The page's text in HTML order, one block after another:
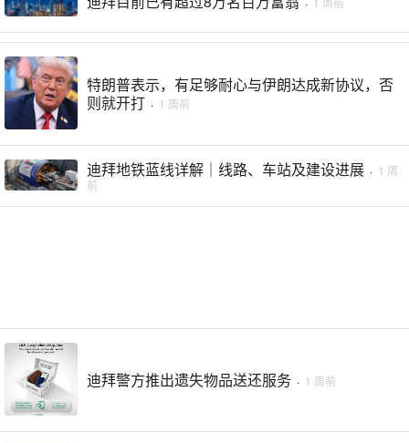
特朗普表示，有足够耐心与伊朗达成新协议，否
则就开打 · 1 周前
迪拜地铁蓝线详解｜线路、车站及建设进展 · 1 周
前
迪拜警方推出遗失物品送还服务 · 1 周前